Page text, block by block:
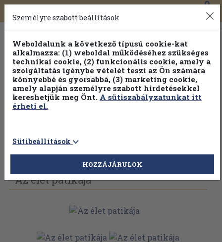
Toggle
navigation
0
Vissza az előző oldalra Válasszon példányt
Az élet patikája
Személyre szabott beállítások
Weboldalunk a következő típusú cookie-kat
alkalmazza: (1) weboldal működéséhez szükséges
technikai cookie, (2) funkcionális cookie, amely a
szolgáltatás igénybe vételét teszi az Ön számára
könnyebbé és gyorsabbá, (3) marketing cookie,
amely alapján személyre szabott hirdetésekkel
kereshetjük meg Önt. A sütiszabályzatunkat itt
érheti el.
Sütibeállítások
HOZZÁJÁRULOK